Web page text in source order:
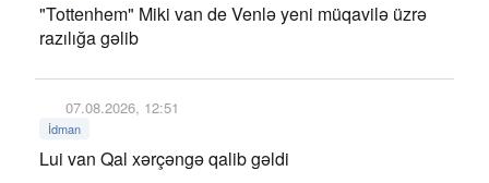
"Tottenhem" Miki van de Venlə yeni müqavilə üzrə
razılığa gəlib
07.08.2026, 12:51
İdman
Lui van Qal xərçəngə qalib gəldi